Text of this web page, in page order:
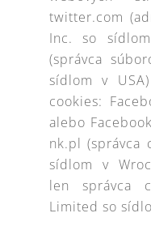
twitter.com
Inc. so
(správca
sídlom v
cookies:
alebo
nk.pl (správca
sídlom v
len správca
Limited so